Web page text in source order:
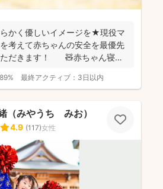
かく優しいイメージを★現役マ
考えて赤ちゃんの安全を最優先
ただきます！ 🧸赤ちゃん寝か
89% 最終アクティブ： 3日以内
（みやうち みお）
4.9 (117)女性